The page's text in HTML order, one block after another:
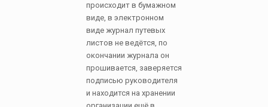
происходит в бумажном
виде, в электронном
виде журнал путевых
листов не ведётся, по
окончании журнала он
прошивается, заверяется
подписью руководителя
и находится на хранении